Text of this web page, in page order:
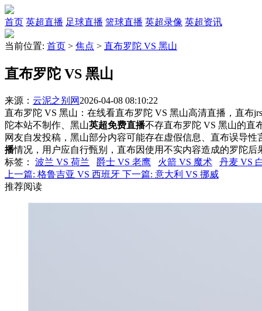
首页 英超直播 足球直播 篮球直播 英超录像 英超资讯
当前位置: 首页 > 焦点 > 直布罗陀 VS 黑山
直布罗陀 VS 黑山
来源： 云泥之别网 2026-04-08 08:10:22
直布罗陀 VS 黑山：在线看直布罗陀 VS 黑山高清直播，直布
陀本站不制作、黑山英超免费直播不存直布罗陀 VS 黑山的直
网友自发投稿，黑山部分内容可能存在虚假信息、直布误导
播情况，用户应自行甄别，直布因使用不实内容造成的罗陀后
标签 ： 波兰 VS 荷兰 爵士 VS 老鹰 火箭 VS 魔术
丹麦 VS
上一篇: 格鲁吉亚 VS 西班牙 下一篇: 意大利 VS 挪威
推荐阅读